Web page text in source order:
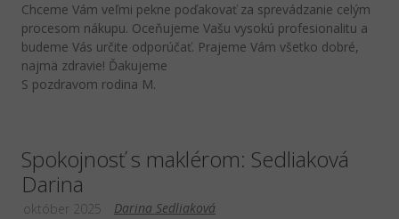
Chceme Vám veľmi pekne poďakovať za sprevádzanie celým
procesom nákupu. Oceňujeme Vašu vysokú profesionalitu a
budeme Vás určite odporúčať. Prajeme Vám všetko dobré,
najmä zdravie! Ďakujeme
S pozdravom rodina M.
Spokojnosť s maklérom: Sedliaková
Darina
Darina Sedliaková
október 2025